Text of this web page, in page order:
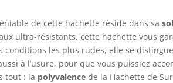
de cette hachette réside dans sa
ultra-résistants, cette hachette vous
conditions les plus rudes, elle se
à l’usure, pour que vous puissiez
tout : la polyvalence de la Hachette de